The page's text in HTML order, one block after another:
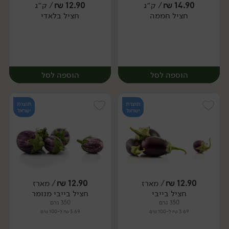
יח׳ יח׳
14.90
₪/ ק״ג
חציל חממה
הוספה לסל
יח׳ ק״ג
12.90
₪/ ק״ג
חציל בלאדי
הוספה לסל
יח׳ ק״ג
תוצרת
ישראל
12.90
₪/ מארז
חציל בייבי
350 גרם
3.69 ₪ ל-100 גרם
תוצרת
ישראל
12.90
₪/ מארז
חציל בייבי מנומר
350 גרם
3.69 ₪ ל-100 גרם